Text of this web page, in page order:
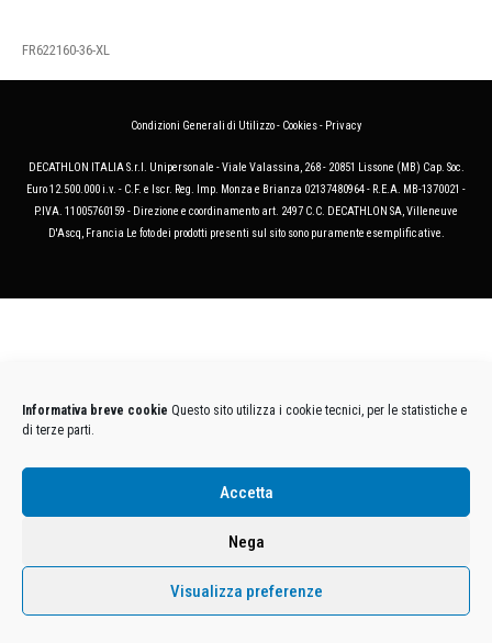
Informativa breve cookie Questo sito utilizza i cookie tecnici, per le statistiche e
di terze parti.
Accetta
Nega
Visualizza preferenze
FR622160-36-XL
Condizioni Generali di Utilizzo- Cookies- Privacy
DECATHLON ITALIA S.r.l. Unipersonale - Viale Valassina, 268 - 20851 Lissone (MB) Cap. Soc.
Euro 12.500.000 i.v. - C.F. e Iscr. Reg. Imp. Monza e Brianza 02137480964 - R.E.A. MB-1370021 -
P.IVA. 11005760159 - Direzione e coordinamento art. 2497 C.C. DECATHLON SA, Villeneuve
D'Ascq, Francia Le foto dei prodotti presenti sul sito sono puramente esemplificative.